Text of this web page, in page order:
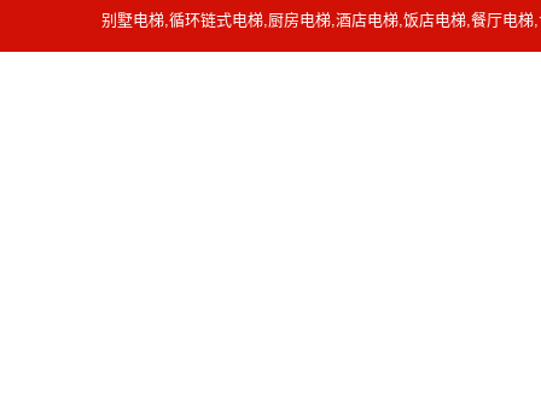
别墅电梯,循环链式电梯,厨房电梯,酒店电梯,饭店电梯,餐厅电